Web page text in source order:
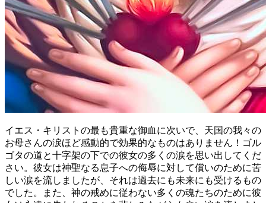
イエス・キリストの最も貴重な御血に次いで、天国の我々の
お母さんの涙ほど感動的で効果的なものはありません！ゴル
ゴタの道と十字架の下での彼女の多くの涙を思い出してくだ
さい。彼女は神聖なる息子への侮辱に対して償いのために苦
しい涙を流しましたが、それは過去にも未来にも受けるもの
でした。また、神の戒めに従わない多くの魂たちのために彼